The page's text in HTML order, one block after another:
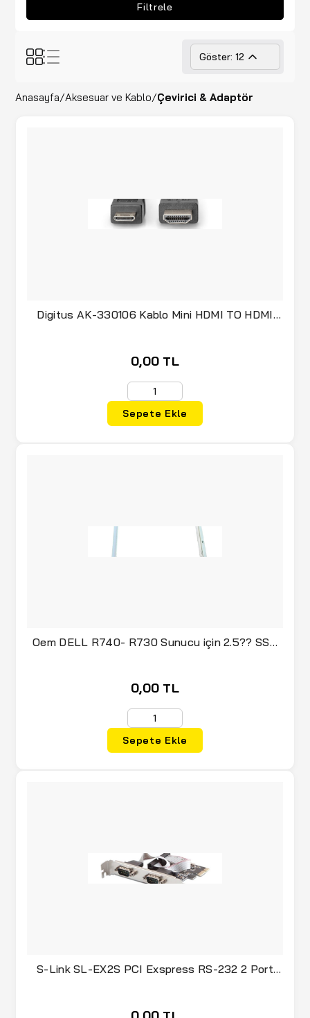
Filtrele
Göster: 12
Anasayfa/Aksesuar ve Kablo/Çevirici & Adaptör
Digitus AK-330106 Kablo Mini HDMI TO HDMI
0,00 TL
Sepete Ekle
Oem DELL R740- R730 Sunucu için 2.5?? SSD
0,00 TL
Sepete Ekle
S-Link SL-EX2S PCI Exspress RS-232 2 Port